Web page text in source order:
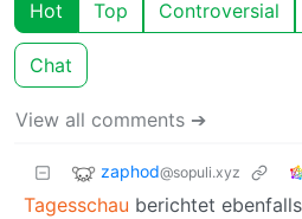
Hot Top Controversial
Chat
View all comments ➔
zaphod@sopuli.xyz
Tagesschau berichtet